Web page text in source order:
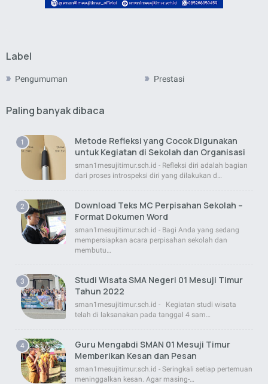
Label
Pengumuman Prestasi
Paling banyak dibaca
Metode Refleksi yang Cocok Digunakan
untuk Kegiatan di Sekolah dan Organisasi
sman1mesujitimur.sch.id - Refleksi diri adalah bagian
dari proses introspeksi diri yang dilakukan d…
Download Teks MC Perpisahan Sekolah –
Format Dokumen Word
sman1mesujitimur.sch.id - Bagi Anda yang sedang
mempersiapkan acara perpisahan sekolah dan
membutu…
Studi Wisata SMA Negeri 01 Mesuji Timur
Tahun 2022
sman1mesujitimur.sch.id - Kegiatan studi wisata
telah di laksanakan pada tanggal 4 sam…
Guru Mengabdi SMAN 01 Mesuji Timur
Memberikan Kesan dan Pesan
sman1mesujitimur.sch.id - Seringkali setiap pertemuan
meninggalkan kesan. Agar masing-…